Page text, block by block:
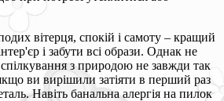
вітерця, спокій і самоту – кращий
і забути всі образи. Однак не
з природою не завжди так
ви вирішили затіяти в перший раз
Навіть банальна алергія на пилок